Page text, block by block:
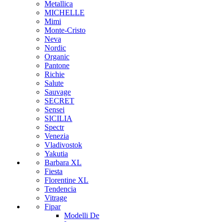
Metallica
MICHELLE
Mimi
Monte-Cristo
Neva
Nordic
Organic
Pantone
Richie
Salute
Sauvage
SECRET
Sensei
SICILIA
Spectr
Venezia
Vladivostok
Yakutia
Barbara XL
Fiesta
Florentine XL
Tendencia
Vitrage
Fipar
Modelli De